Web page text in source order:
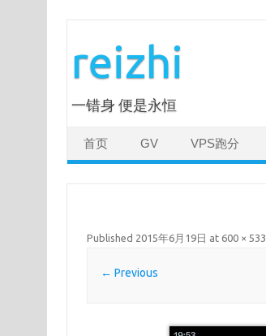
reizhi
一错身 便是永恒
首页 GV VPS跑分
Published 2015年6月19日 at 600 × 533
← Previous